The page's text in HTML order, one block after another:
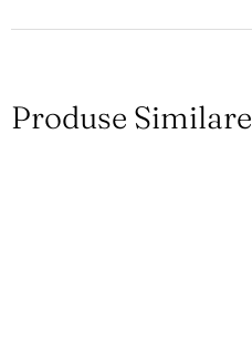
Produse Similare